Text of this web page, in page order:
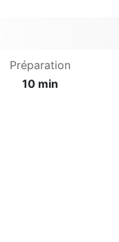
Préparation
10 min